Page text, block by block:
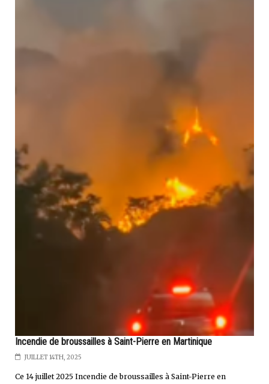
Incendie de broussailles à Saint-Pierre en Martinique
JUILLET 14TH, 2025
Ce 14 juillet 2025 Incendie de broussailles à Saint-Pierre en